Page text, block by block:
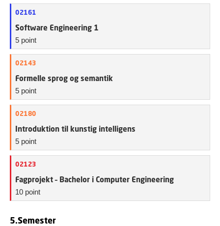
02161
Software Engineering 1
5 point
02143
Formelle sprog og semantik
5 point
02180
Introduktion til kunstig intelligens
5 point
02123
Fagprojekt – Bachelor i Computer Engineering
10 point
5.Semester